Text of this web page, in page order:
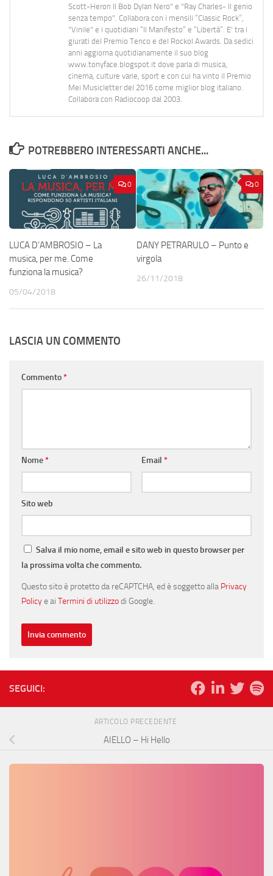
Scott-Heron Il Bob Dylan Nero" e "Ray Charles- Il genio
senza tempo". Collabora con i mensili “Classic Rock”,
"Vinile" e i quotidiani “Il Manifesto” e “Libertà”. E' tra i
giurati del Premio Tenco e del Rockol Awards. Da sedici
anni aggiorna quotidianamente il suo blog
www.tonyface.blogspot.it dove parla di musica,
cinema, culture varie, sport e con cui ha vinto il Premio
Mei Musicletter del 2016 come miglior blog italiano.
Collabora con Radiocoop dal 2003.
POTREBBERO INTERESSARTI ANCHE...
0
LUCA D’AMBROSIO – La
musica, per me. Come
funziona la musica?
05/04/2018
0
DANY PETRARULO – Punto e
virgola
26/11/2018
LASCIA UN COMMENTO
Commento*
Nome* Email *
Sito web
Salva il mio nome, email e sito web in questo browser per
la prossima volta che commento.
Questo sito è protetto da reCAPTCHA, ed è soggetto alla Privacy
Policye ai Termini di utilizzodi Google.
SEGUICI:
ARTICOLO PRECEDENTE
AIELLO – Hi Hello